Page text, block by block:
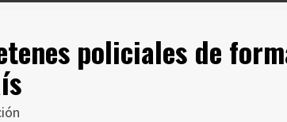
policiales de